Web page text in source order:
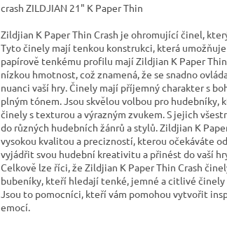
crash ZILDJIAN 21" K Paper Thin
Zildjian K Paper Thin Crash je ohromující činel,
Tyto činely mají tenkou konstrukci, která
papírově tenkému profilu mají Zildjian K Paper
nízkou hmotnost, což znamená, že se snadno
nuanci vaší hry. Činely mají příjemný charakter s
plným tónem. Jsou skvělou volbou pro hudebníky,
činely s texturou a výrazným zvukem. S jejich
do různých hudebních žánrů a stylů. Zildjian K
vysokou kvalitou a precizností, kterou očekáváte
vyjádřit svou hudební kreativitu a přinést do vaší
Celkově lze říci, že Zildjian K Paper Thin Crash
bubeníky, kteří hledají tenké, jemné a citlivé činely
Jsou to pomocníci, kteří vám pomohou vytvořit
emocí.